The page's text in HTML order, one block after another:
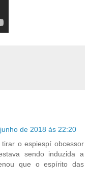
de 2018 às 22:20
o espiespí obcessor
sendo induzida a
que o espírito das